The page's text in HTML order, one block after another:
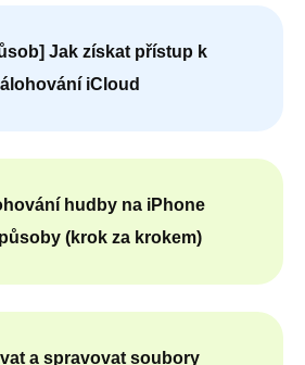
Jak získat přístup k
iCloud
hudby na iPhone
(krok za krokem)
a spravovat soubory